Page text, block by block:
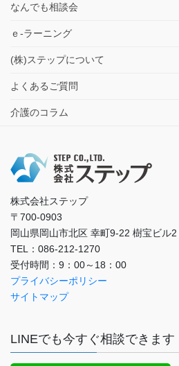
なんでも相談会
ｅ-ラーニング
(株)ステップについて
よくあるご質問
介護のコラム
株式会社ステップ
〒700-0903
岡山県岡山市北区 幸町9-22 樹宝ビル2
TEL：086-212-1270
受付時間：9：00～18：00
プライバシーポリシー
サイトマップ
LINEでも今すぐ相談できます